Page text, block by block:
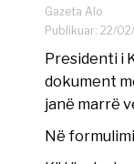
Gazeta Alo
Publikuar: 22/
Presidenti i
dokument
janë marrë
Në